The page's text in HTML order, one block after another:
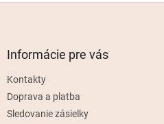
Informácie pre vás
Kontakty
Doprava a platba
Sledovanie zásielky